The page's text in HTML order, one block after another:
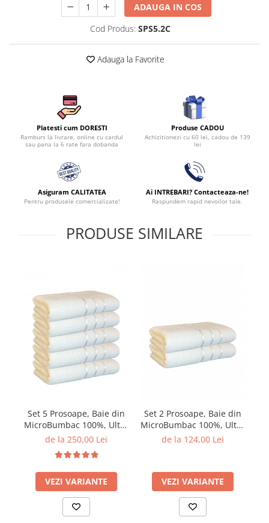
ADAUGA IN COS
Cod Produs: SPS5.2C
Adauga la Favorite
Platesti cum DORESTI
Ramburs la livrare, online cu cardul
sau pana la 6 rate fara dobanda
Produse CADOU
Achizitionezi cu 60 lei, cadou de 139
lei
Asiguram CALITATEA
Pentru produsele comercializate!
Ai INTREBARI? Contacteaza-ne!
Raspundem rapid nevoilor tale.
PRODUSE SIMILARE
Set 5 Prosoape, Baie din
MicroBumbac 100%, Ultra
Pufos, Model Dungi Soft -
de la 250,00 Lei
VEZI VARIANTE
Set 2 Prosoape, Baie din
MicroBumbac 100%, Ultra
Pufos, Model Dungi Soft -
de la 124,00 Lei
VEZI VARIANTE